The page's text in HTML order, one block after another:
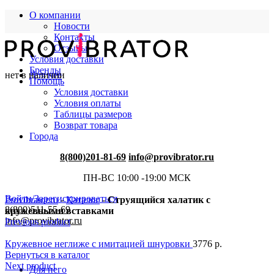
О компании
Новости
Контакты
Отзывы
Условия доставки
Бренды
Помощь
Условия доставки
Условия оплаты
Таблицы размеров
Возврат товара
Города
8(800)201-81-69 info@provibrator.ru
ПН-ВС 10:00 -19:00 МСК
Войти/Зарегистрироваться
8(800)511-55-69
info@provibrator.ru
Для нее
Для него
нет в наличии
Provibrator.ru-Каталог-Струящийся халатик с
кружевными вставками
Previous product
Кружевное неглиже с имитацией шнуровки 3776 р.
Вернуться в каталог
Next product